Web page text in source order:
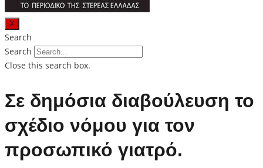
X
Search
Search
Close this search box.
Σε δημόσια διαβούλευση το
σχέδιο νόμου για τον
προσωπικό γιατρό.